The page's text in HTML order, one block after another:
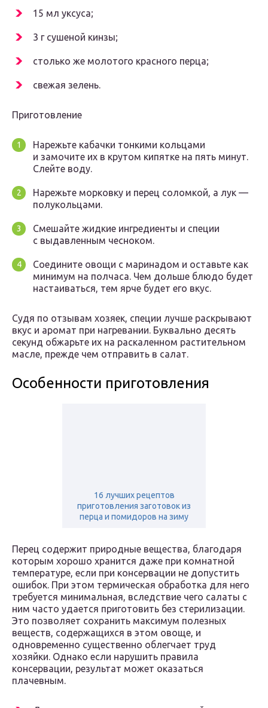
15 мл уксуса;
3 г сушеной кинзы;
столько же молотого красного перца;
свежая зелень.
Приготовление
Нарежьте кабачки тонкими кольцами
и замочите их в крутом кипятке на пять минут.
Слейте воду.
Нарежьте морковку и перец соломкой, а лук —
полукольцами.
Смешайте жидкие ингредиенты и специи
с выдавленным чесноком.
Соедините овощи с маринадом и оставьте как
минимум на полчаса. Чем дольше блюдо будет
настаиваться, тем ярче будет его вкус.
Судя по отзывам хозяек, специи лучше раскрывают
вкус и аромат при нагревании. Буквально десять
секунд обжарьте их на раскаленном растительном
масле, прежде чем отправить в салат.
Особенности приготовления
16 лучших рецептов
приготовления заготовок из
перца и помидоров на зиму
Перец содержит природные вещества, благодаря
которым хорошо хранится даже при комнатной
температуре, если при консервации не допустить
ошибок. При этом термическая обработка для него
требуется минимальная, вследствие чего салаты с
ним часто удается приготовить без стерилизации.
Это позволяет сохранить максимум полезных
веществ, содержащихся в этом овоще, и
одновременно существенно облегчает труд
хозяйки. Однако если нарушить правила
консервации, результат может оказаться
плачевным.